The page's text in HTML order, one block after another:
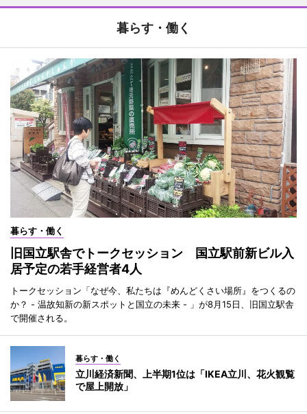
暮らす・働く
暮らす・働く
旧国立駅舎でトークセッション 国立駅前新ビル入
居予定の若手経営者4人
トークセッション「なぜ今、私たちは『めんどくさい場所』をつくるの
か？ - 温故知新の新スポットと国立の未来 - 」が8月15日、旧国立駅舎
で開催される。
暮らす・働く
立川経済新聞、上半期1位は「IKEA立川、花火観覧
で屋上開放」